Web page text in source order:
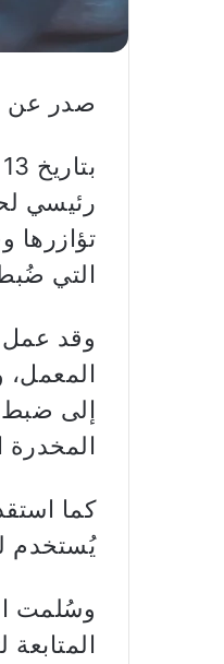
صدر عن
رئيسي
تؤازرها
التي
وقد عمل
إلى ضبط
المخدرة
يُستخدم
وسُلمت